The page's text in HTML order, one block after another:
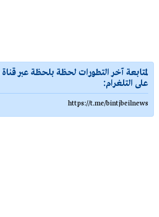
لمتابعة آخر التطورات لحظة بلحظة عبر
على التلغرام:
https://t.me/bintjbeilnews